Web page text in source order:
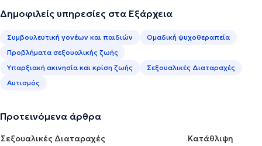
Δημοφιλείς υπηρεσίες στα Εξάρχεια
Συμβουλευτική γονέων και παιδιών
Ομαδική ψυχοθεραπεία
Προβλήματα σεξουαλικής ζωής
Υπαρξιακή ακινησία και κρίση ζωής
Σεξουαλικές Διαταραχές
Αυτισμός
Προτεινόμενα άρθρα
Σεξουαλικές Διαταραχές
Κατάθλιψη